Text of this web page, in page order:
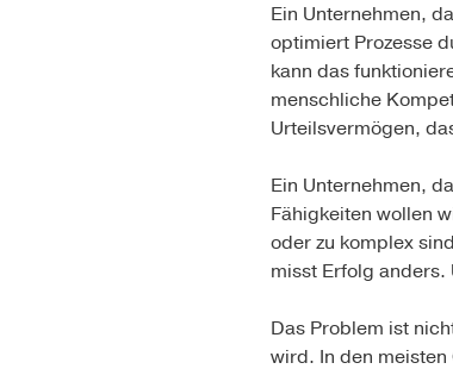
Ein Unternehmen,
optimiert Prozesse
kann das
menschliche
Urteilsvermögen,
Ein Unternehmen,
Fähigkeiten wollen
oder zu komplex
misst Erfolg
Das Problem ist
wird. In den